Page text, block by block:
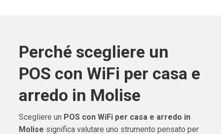
Perché scegliere un
POS con WiFi per casa e
arredo in Molise
Scegliere un POS con WiFi per casa e arredo in
Molise significa valutare uno strumento pensato per